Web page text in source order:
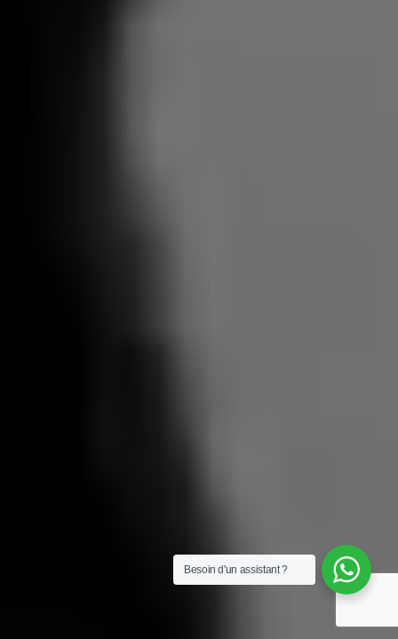
Besoin d'un assistant ?